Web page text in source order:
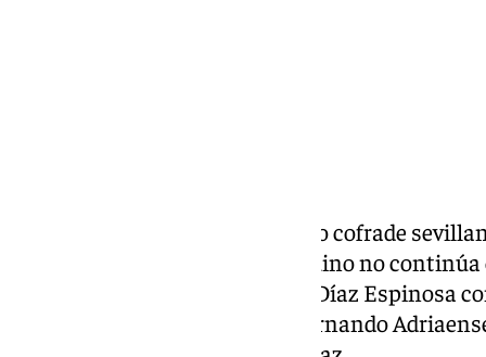
Noticia importante en el ámbito cofrade
comunicado que Ernesto Sanguino no
que nombra a Francisco Javier Díaz Espinosa
Padre Jesús de la Victoria y a Fernando